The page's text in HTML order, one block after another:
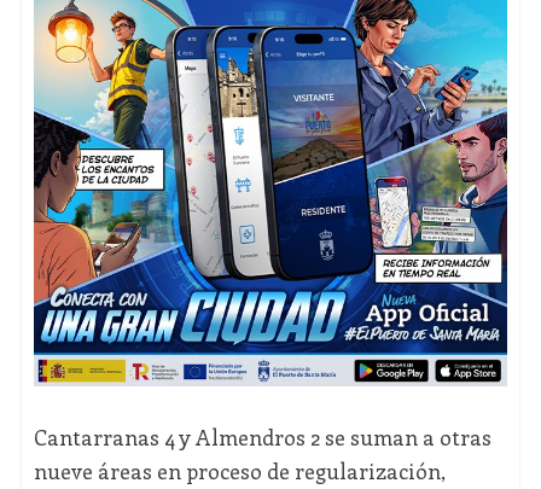
Cantarranas 4 y Almendros 2 se suman a otras
nueve áreas en proceso de regularización,